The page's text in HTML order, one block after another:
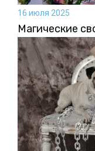
16 июля 2025
Магические